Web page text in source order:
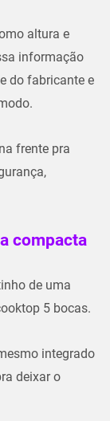
altura e
informação
do fabricante e
frente pra
compacta
de uma
5 bocas​.
integrado
deixar o